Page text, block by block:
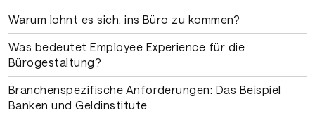
Warum lohnt es sich, ins Büro zu kommen?
Was bedeutet Employee Experience für die
Bürogestaltung?
Branchenspezifische Anforderungen: Das Beispiel
Banken und Geldinstitute